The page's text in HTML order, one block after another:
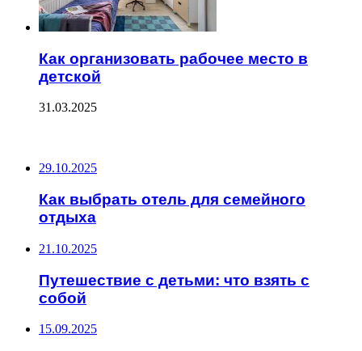
Как организовать рабочее место в
детской
31.03.2025
29.10.2025
Как выбрать отель для семейного
отдыха
21.10.2025
Путешествие с детьми: что взять с
собой
15.09.2025